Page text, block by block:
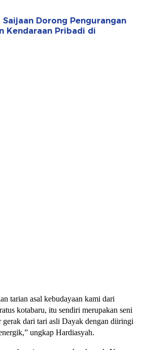
Dorong Pengurangan
Kendaraan Pribadi di
tarian asal kebudayaan kami dari
kotabaru, itu sendiri merupakan seni
gerak dari tari asli Dayak dengan diiringi
ungkap Hardiasyah.